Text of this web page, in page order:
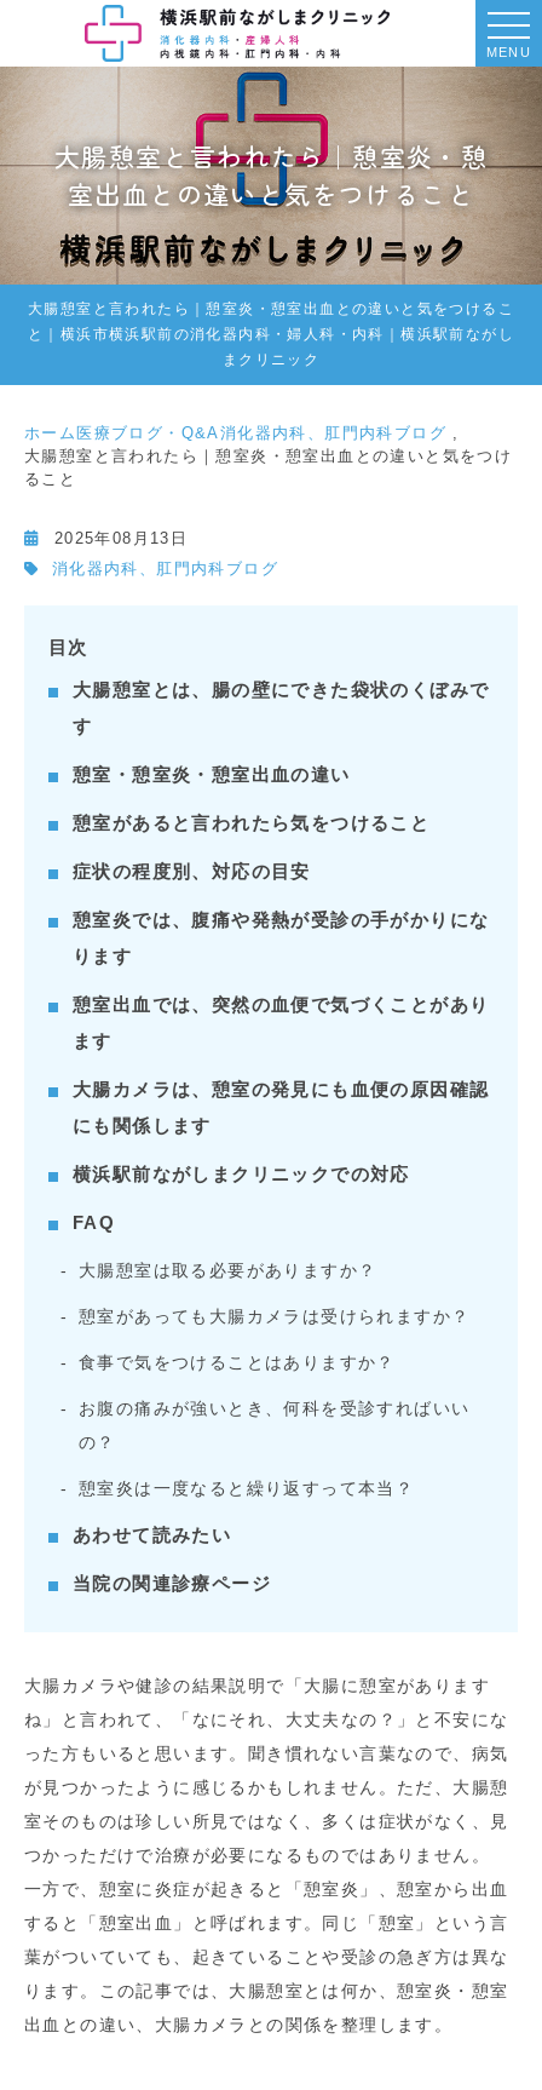
MENU
大腸憩室と言われたら｜憩室炎・憩
室出血との違いと気をつけること
大腸憩室と言われたら｜憩室炎・憩室出血との違いと気をつけるこ
と｜横浜市横浜駅前の消化器内科・婦人科・内科｜横浜駅前ながし
まクリニック
ホーム 医療ブログ・Q&A消化器内科、肛門内科ブログ
大腸憩室と言われたら｜憩室炎・憩室出血との違いと気をつけ
ること
2025年08月13日
消化器内科、肛門内科ブログ
目次
大腸憩室とは、腸の壁にできた袋状のくぼみで
す
憩室・憩室炎・憩室出血の違い
憩室があると言われたら気をつけること
症状の程度別、対応の目安
憩室炎では、腹痛や発熱が受診の手がかりにな
ります
憩室出血では、突然の血便で気づくことがあり
ます
大腸カメラは、憩室の発見にも血便の原因確認
にも関係します
横浜駅前ながしまクリニックでの対応
FAQ
大腸憩室は取る必要がありますか？
憩室があっても大腸カメラは受けられますか？
食事で気をつけることはありますか？
お腹の痛みが強いとき、何科を受診すればいい
の？
憩室炎は一度なると繰り返すって本当？
あわせて読みたい
当院の関連診療ページ
大腸カメラや健診の結果説明で「大腸に憩室があります
ね」と言われて、「なにそれ、大丈夫なの？」と不安にな
った方もいると思います。聞き慣れない言葉なので、病気
が見つかったように感じるかもしれません。ただ、大腸憩
室そのものは珍しい所見ではなく、多くは症状がなく、見
つかっただけで治療が必要になるものではありません。
一方で、憩室に炎症が起きると「憩室炎」、憩室から出血
すると「憩室出血」と呼ばれます。同じ「憩室」という言
葉がついていても、起きていることや受診の急ぎ方は異な
ります。この記事では、大腸憩室とは何か、憩室炎・憩室
出血との違い、大腸カメラとの関係を整理します。